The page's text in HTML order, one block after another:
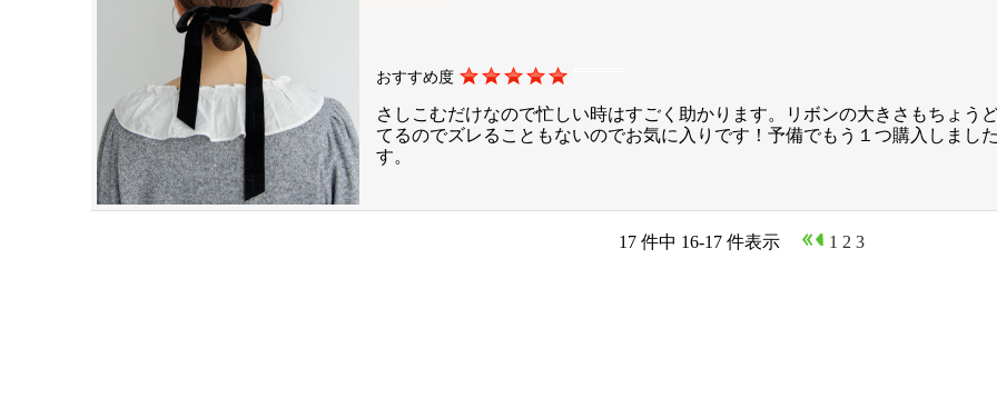
おすすめ度
さしこむだけなので忙しい時はすごく助かります。リボンの大きさもちょう
てるのでズレることもないのでお気に入りです！予備でもう１つ購入しまし
す。
17 件中 16-17 件表示 1 2 3